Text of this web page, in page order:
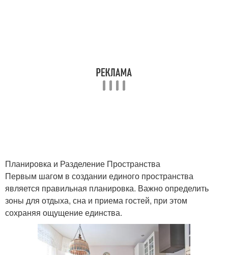
Планировка и Разделение Пространства
Первым шагом в создании единого пространства
является правильная планировка. Важно определить
зоны для отдыха, сна и приема гостей, при этом
сохраняя ощущение единства.